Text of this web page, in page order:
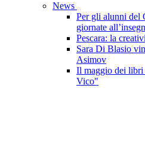
News
Per gli alunni del
giornate
Pescara: la
Sara Di Blasio
Asimov
Il maggio dei
Vico"